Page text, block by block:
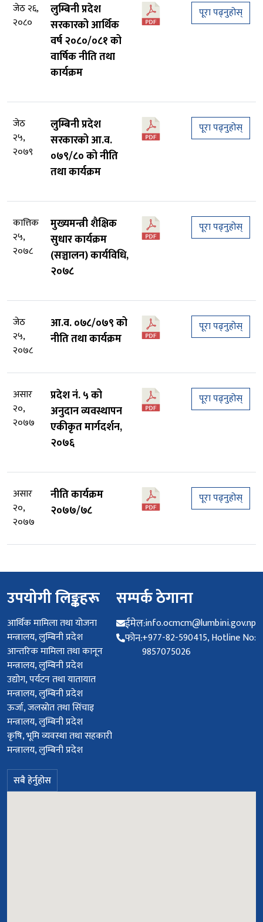
जेठ २६,
२०८०
लुम्बिनी प्रदेश
सरकारको आर्थिक
वर्ष २०८०/०८१ को
वार्षिक नीति तथा
कार्यक्रम
पूरा पढ्नुहोस्
जेठ
२५,
२०७९
लुम्बिनी प्रदेश
सरकारको आ.व.
०७९/८० को नीति
तथा कार्यक्रम
पूरा पढ्नुहोस्
कात्तिक
२५,
२०७८
मुख्यमन्त्री शैक्षिक
सुधार कार्यक्रम
(सञ्चालन) कार्यविधि,
२०७८
पूरा पढ्नुहोस्
जेठ
२५,
२०७८
आ.व. ०७८/०७९ को
नीति तथा कार्यक्रम
पूरा पढ्नुहोस्
असार
२०,
२०७७
प्रदेश नं. ५ को
अनुदान व्यवस्थापन
एकीकृत मार्गदर्शन,
२०७६
पूरा पढ्नुहोस्
असार
२०,
२०७७
नीति कार्यक्रम
२०७७/७८
पूरा पढ्नुहोस्
उपयोगी लिङ्कहरू
आर्थिक मामिला तथा योजना
मन्त्रालय, लुम्बिनी प्रदेश
आन्तरिक मामिला तथा कानून
मन्त्रालय, लुम्बिनी प्रदेश
उद्योग, पर्यटन तथा यातायात
मन्त्रालय, लुम्बिनी प्रदेश
ऊर्जा, जलस्रोत तथा सिंचाइ
मन्त्रालय, लुम्बिनी प्रदेश
कृषि, भूमि व्यवस्था तथा सहकारी
मन्त्रालय, लुम्बिनी प्रदेश
सबै हेर्नुहोस
सम्पर्क ठेगाना
ईमेल:info.ocmcm@lumbini.gov.np
फोन:+977-82-590415, Hotline No:
9857075026